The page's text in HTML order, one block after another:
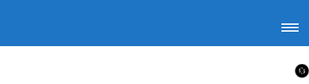
contenu